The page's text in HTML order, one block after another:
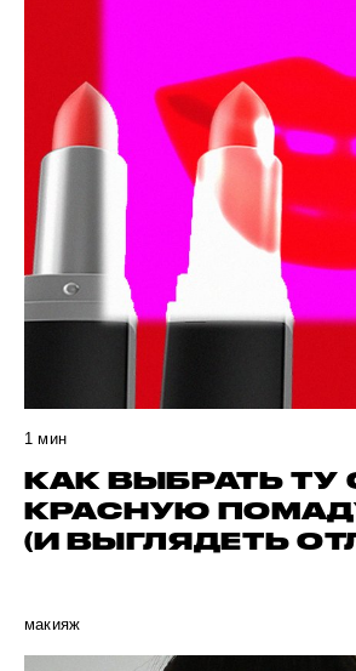
1 мин
КАК ВЫБРАТЬ
КРАСНУЮ
(И ВЫГЛЯДЕТЬ
макияж